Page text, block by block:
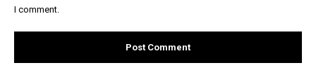
I comment.